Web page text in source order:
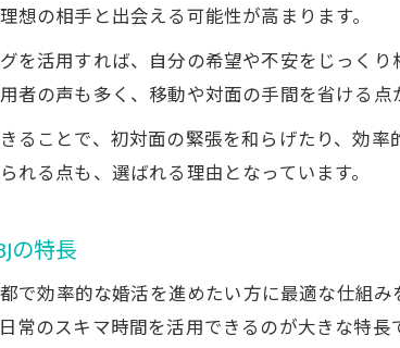
IBJオンライン結婚相談所の無料面談で
オンライン結婚相談所IBJの面談で確
無料面談で理想の結婚相談所IBJを選
IBJ加盟のオンライン結婚相談所の面
自分に合うIBJを見つけるための無料面
オンライン結婚相談所の婚活サポー
無料カウンセリングで分かるIBJの婚活
の相手と出会える可能性が高まります。
を活用すれば、自分の希望や不安をじっく
の声も多く、移動や対面の手間を省ける点
ることで、初対面の緊張を和らげたり、効
る点も、選ばれる理由となっています。
の特長
で効率的な婚活を進めたい方に最適な仕組
のスキマ時間を活用できるのが大きな特長